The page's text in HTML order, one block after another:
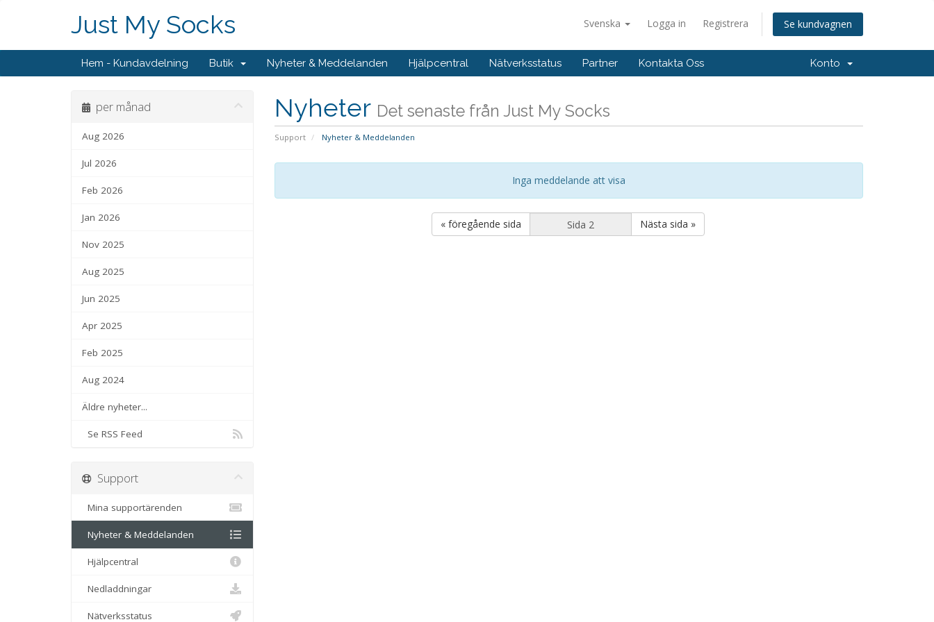
Svenska Logga in Registrera Se kundvagnen
Just My Socks
Hem - Kundavdelning Butik Nyheter & Meddelanden Hjälpcentral Nätverksstatus Partner Kontakta Oss Konto
Nyheter Det senaste från Just My Socks
Support Nyheter & Meddelanden
per månad
Aug 2026
Jul 2026
Feb 2026
Jan 2026
Nov 2025
Aug 2025
Jun 2025
Apr 2025
Feb 2025
Aug 2024
Äldre nyheter...
Se RSS Feed
Inga meddelande att visa
« föregående sida Nästa sida »
Support
Mina supportärenden
Nyheter & Meddelanden
Hjälpcentral
Nedladdningar
Nätverksstatus